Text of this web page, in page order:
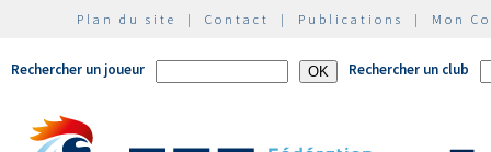
Plan du site | Contact | Publications | Mon
Rechercher un joueur Rechercher un club